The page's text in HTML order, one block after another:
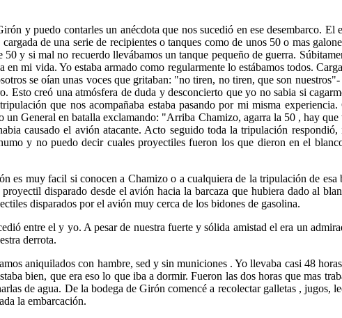
y puedo contarles un anécdota que nos sucedió en ese desembarco.
de una serie de recipientes o tanques como de unos 50 o mas
y si mal no recuerdo llevábamos un tanque pequeño de guerra.
en mi vida. Yo estaba armado como regularmente lo estábamos todos.
se oían unas voces que gritaban: "no tiren, no tiren, que son
Esto creó una atmósfera de duda y desconcierto que yo no sabia si
que nos acompañaba estaba pasando por mi misma
un General en batalla exclamando: "Arriba Chamizo, agarra la 50 , hay
causado el avión atacante. Acto seguido toda la tripulación
y no puedo decir cuales proyectiles fueron los que dieron en el
es muy facil si conocen a Chamizo o a cualquiera de la tripulación de
disparado desde el avión hacia la barcaza que hubiera dado al
disparados por el avión muy cerca de los bidones de gasolina.
entre el y yo. A pesar de nuestra fuerte y sólida amistad el era un
derrota.
aniquilados con hambre, sed y sin municiones . Yo llevaba casi 48
bien, que era eso lo que iba a dormir. Fueron las dos horas que mas
de agua. De la bodega de Girón comencé a recolectar galletas , jugos,
la embarcación.